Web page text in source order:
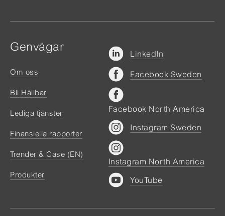
Genvägar
Om oss
Bli Hållbar
Lediga tjänster
Finansiella rapporter
Trender & Case (EN)
Produkter
LinkedIn
Facebook Sweden
Facebook North America
Instagram Sweden
Instagram North America
YouTube